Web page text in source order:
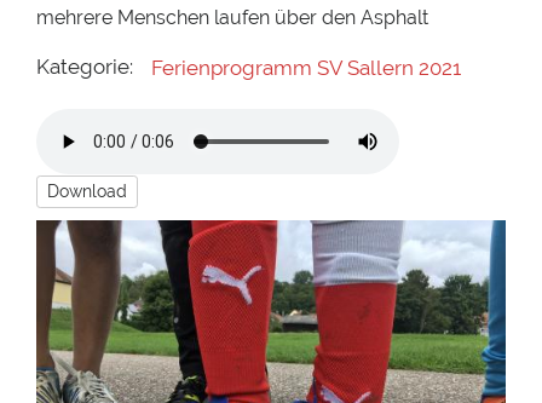
mehrere Menschen laufen über den Asphalt
Kategorie: Ferienprogramm SV Sallern 2021
Download